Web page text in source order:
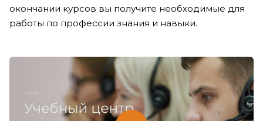
окончании курсов вы получите необходимые для
работы по профессии знания и навыки.